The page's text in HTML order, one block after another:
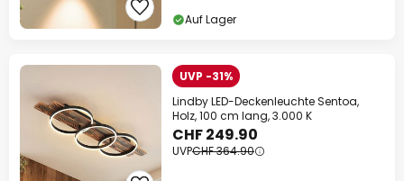
Auf Lager
UVP -31%
Lindby LED-Deckenleuchte Sentoa,
Holz, 100 cm lang, 3.000 K
CHF 249.90
UVPCHF 364.90